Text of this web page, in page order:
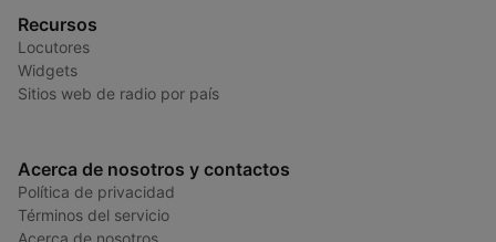
Recursos
Locutores
Widgets
Sitios web de radio por país
Acerca de nosotros y contactos
Política de privacidad
Términos del servicio
Acerca de nosotros